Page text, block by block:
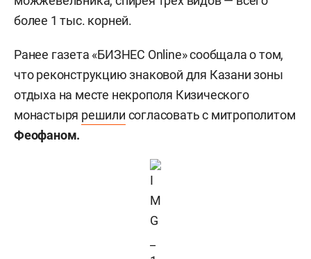
более 1 тыс. корней.
Ранее газета «БИЗНЕС Online» сообщала о том,
что реконструкцию знаковой для Казани зоны
отдыха на месте некрополя Кизического
монастыря решили согласовать с митрополитом
Феофаном.